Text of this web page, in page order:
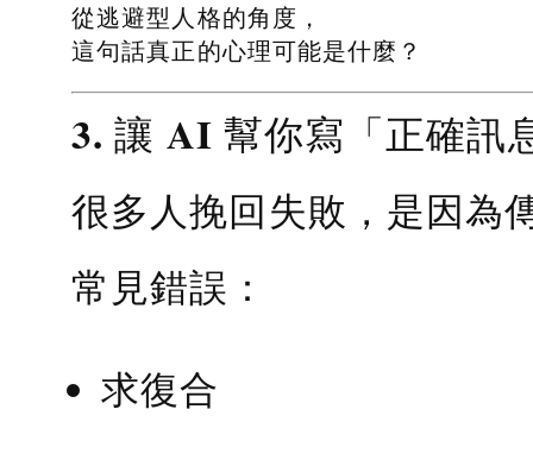
從逃避型人格的角度，
這句話真正的心理可能是什麼？
3. 讓 AI 幫你寫「正確訊
很多人挽回失敗，是因為
常見錯誤：
求復合